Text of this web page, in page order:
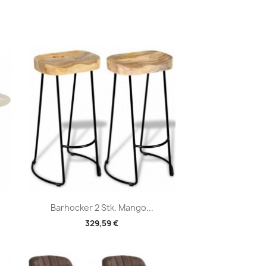
Barhocker 2 Stk. Mango...
329,59 €
Vorschau